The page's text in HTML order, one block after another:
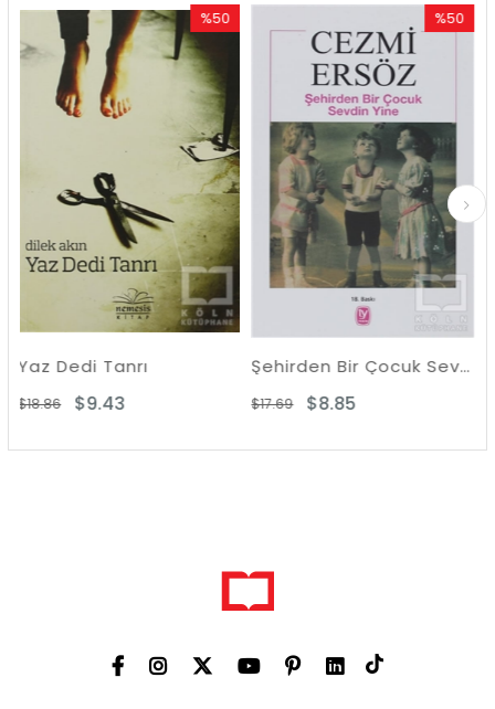
%50
İndirim
%50İndirim
Şehirden Bir Çocuk Sevdin Yine
İndirim
%50İndirim